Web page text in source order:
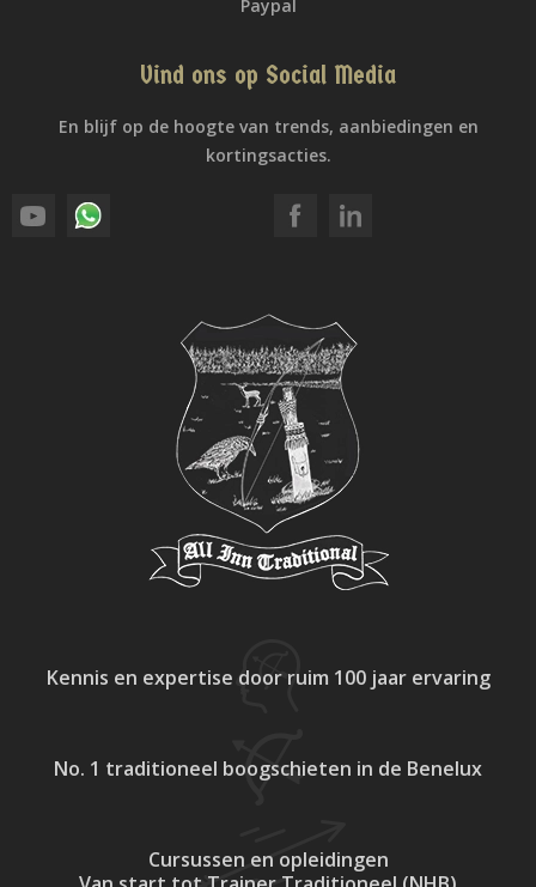
Paypal
Vind ons op Social Media
En blijf op de hoogte van trends, aanbiedingen en
kortingsacties.
Kennis en expertise door ruim 100 jaar ervaring
No. 1 traditioneel boogschieten in de Benelux
Cursussen en opleidingen